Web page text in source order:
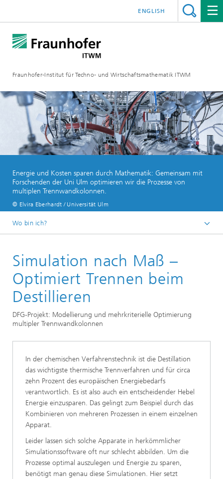
Fraunhofer-Institut für Techno- und Wirtschaftsmathematik ITWM
ENGLISH
Energie und Kosten sparen durch Mathematik: Gemeinsam mit
Forschenden der Uni Ulm optimieren wir die Prozesse von
multiplen Trennwandkolonnen.
© Elvira Eberhardt / Universität Ulm
Wo bin ich?
Abteilungen und Bereiche
Bereich »Optimierung«
Entscheidungsunterstützung durch Prozesssimulation
Simulation nach Maß –
Optimiert Trennen beim
Destillieren
DFG-Projekt: Modellierung und mehrkriterielle Optimierung
multipler Trennwandkolonnen
In der chemischen Verfahrenstechnik ist die Destillation
das wichtigste thermische Trennverfahren und für circa
zehn Prozent des europäischen Energiebedarfs
verantwortlich. Es ist also auch ein entscheidender Hebel
Energie einzusparen. Das gelingt zum Beispiel durch das
Kombinieren von mehreren Prozessen in einem einzelnen
Apparat.
Leider lassen sich solche Apparate in herkömmlicher
Simulationssoftware oft nur schlecht abbilden. Um die
Prozesse optimal auszulegen und Energie zu sparen,
benötigt man genau diese Simulationen. Hier setzt